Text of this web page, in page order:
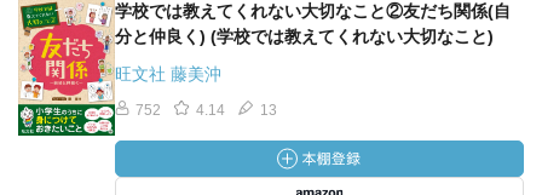
学校では教えてくれない大切なこと②友だち関係(自
分と仲良く) (学校では教えてくれない大切なこと)
旺文社 藤美沖
752 4.14 13